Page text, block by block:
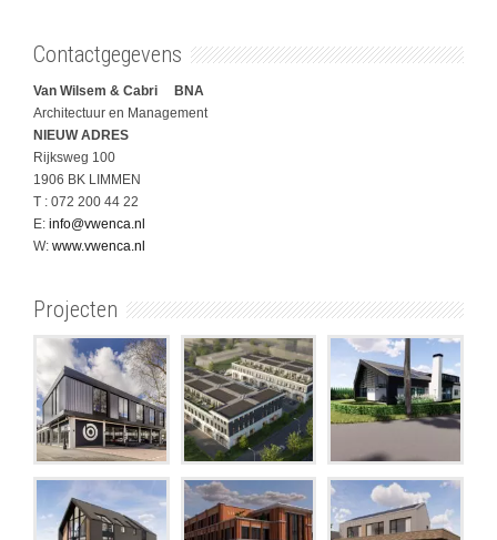
Contactgegevens
Van Wilsem & Cabri BNA
Architectuur en Management
NIEUW ADRES
Rijksweg 100
1906 BK LIMMEN
T : 072 200 44 22
E: info@vwenca.nl
W: www.vwenca.nl
Projecten